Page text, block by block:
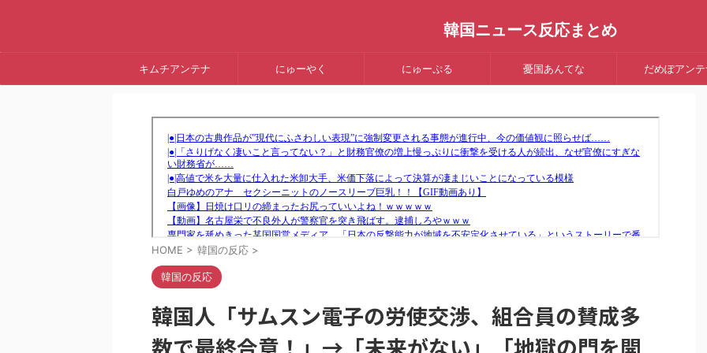
韓国ニュース反応まとめ
キムチアンテナ にゅーやく にゅーぷる 憂国あんてな だめぽアンテ
HOME > 韓国の反応 >
韓国の反応
韓国人「サムスン電子の労使交渉、組合員の賛成多